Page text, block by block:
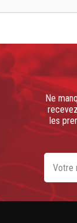
Ne
les